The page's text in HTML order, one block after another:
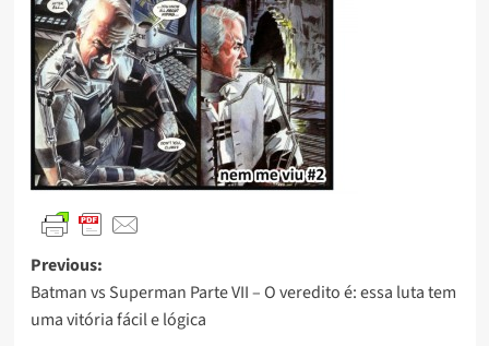
Previous:
Batman vs Superman Parte VII – O veredito é: essa luta tem
uma vitória fácil e lógica